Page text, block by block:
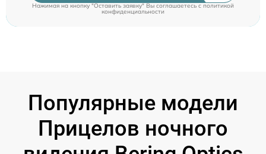
Нажимая на кнопку "Оставить заявку" Вы соглашаетесь cполитикой
конфиденциальности
Популярные модели
Прицелов ночного